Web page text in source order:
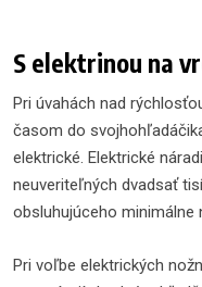
S elektrinou na
Pri úvahách nad
časom do
elektrické. Elektrické
neuveriteľných dvadsať
obsluhujúceho minimálne
Pri voľbe elektrických